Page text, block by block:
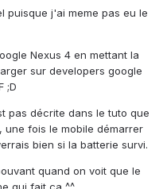
puisque j'ai meme pas eu le
Nexus 4 en mettant la
sur developers google
;D
pas décrite dans le tuto que
une fois le mobile démarrer
bien si la batterie survi.
quand on voit que le